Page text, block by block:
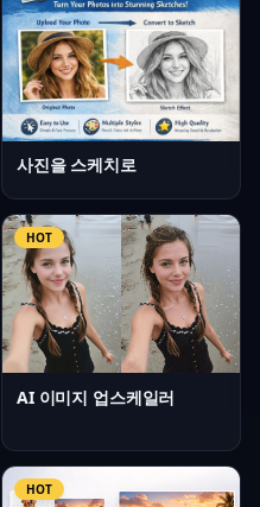
사진을 스케치로
HOT
AI 이미지 업스케일러
HOT